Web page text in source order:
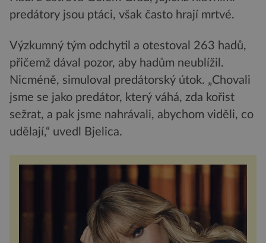
predátory jsou ptáci, však často hrají mrtvé.
Výzkumný tým odchytil a otestoval 263 hadů,
přičemž dával pozor, aby hadům neublížil.
Nicméně, simuloval predátorský útok. „Chovali
jsme se jako predátor, který váhá, zda kořist
sežrat, a pak jsme nahrávali, abychom viděli, co
udělají,“ uvedl Bjelica.